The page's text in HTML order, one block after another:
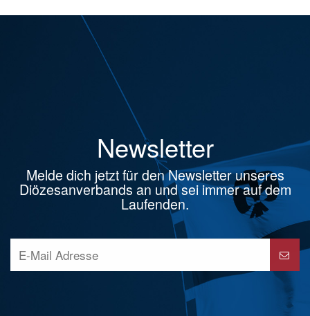
Newsletter
Melde dich jetzt für den Newsletter unseres
Diözesanverbands an und sei immer auf dem
Laufenden.